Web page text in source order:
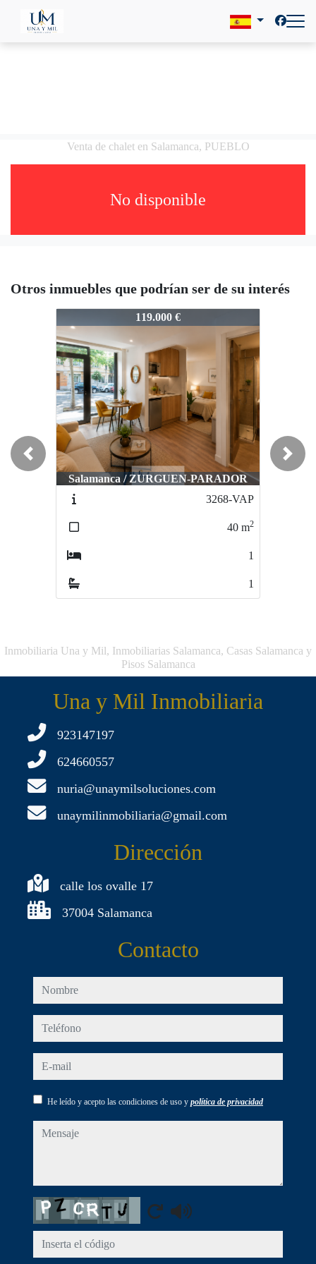
Venta de chalet en Salamanca, PUEBLO
No disponible
Otros inmuebles que podrían ser de su interés
119.000 €
Salamanca / ZURGUEN-PARADOR
3268-VAP
40 m2
1
1
Previous Next
Inmobiliaria Una y Mil, Inmobiliarias Salamanca, Casas Salamanca y
Pisos Salamanca
Una y Mil Inmobiliaria
923147197
624660557
nuria@unaymilsoluciones.com
unaymilinmobiliaria@gmail.com
Dirección
calle los ovalle 17
37004 Salamanca
Contacto
nombre
teléfono
e-mail
He leído y acepto las condiciones de uso y política de privacidad
mensaje
Captcha